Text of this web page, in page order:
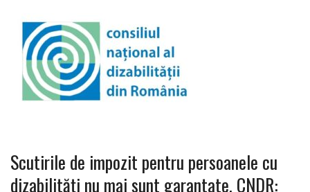
Scutirile de impozit pentru persoanele cu
dizabilități nu mai sunt garantate. CNDR: